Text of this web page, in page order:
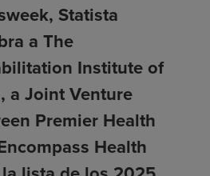
Statista
a The
Institute of
a Joint Venture
Premier Health
Health